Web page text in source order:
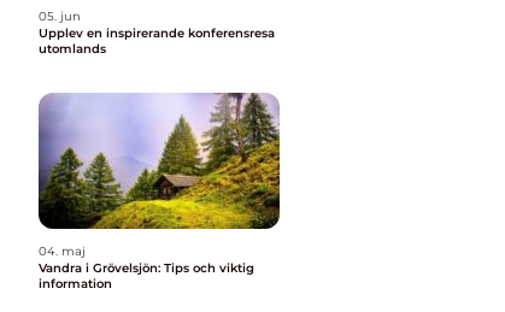
05. jun
Upplev en inspirerande konferensresa
utomlands
04. maj
Vandra i Grövelsjön: Tips och viktig
information